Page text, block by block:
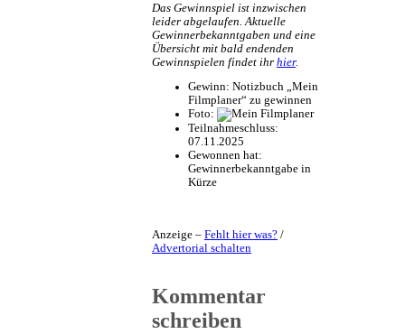
Das Gewinnspiel ist inzwischen
leider abgelaufen. Aktuelle
Gewinnerbekanntgaben und eine
Übersicht mit bald endenden
Gewinnspielen findet ihr hier.
Gewinn: Notizbuch „Mein
Filmplaner“ zu gewinnen
Foto:
Teilnahmeschluss:
07.11.2025
Gewonnen hat:
Gewinnerbekanntgabe in
Kürze
Anzeige – Fehlt hier was? /
Advertorial schalten
Kommentar
schreiben